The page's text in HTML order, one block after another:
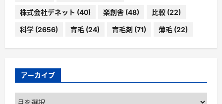
株式会社デネット (40) 楽創舎 (48) 比較 (22)
科学 (2656) 育毛 (24) 育毛剤 (71) 薄毛 (22)
アーカイブ
ア